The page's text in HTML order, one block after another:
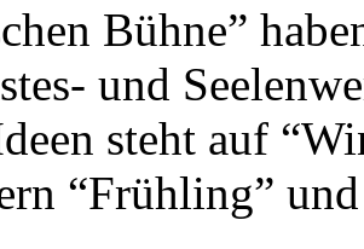
Bühne”
und
steht auf
“Frühling”